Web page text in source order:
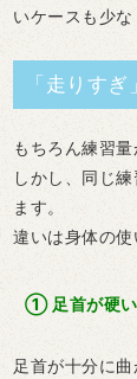
いケースも少な
「走りす
もちろん練習
しかし、同じ
ます。
違いは身体の使
①足首が硬い
足首が十分に